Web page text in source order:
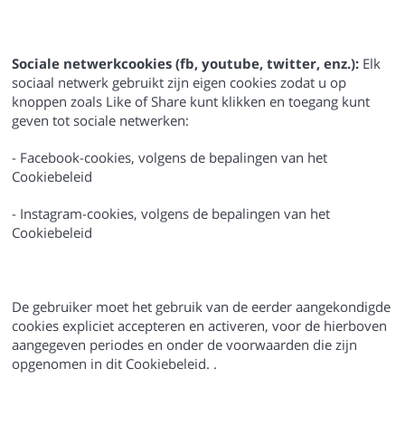
Sociale netwerkcookies (fb, youtube, twitter, enz.):Elk
sociaal netwerk gebruikt zijn eigen cookies zodat u op
knoppen zoals Like of Share kunt klikken en toegang kunt
geven tot sociale netwerken:
- Facebook-cookies, volgens de bepalingen van het
Cookiebeleid
- Instagram-cookies, volgens de bepalingen van het
Cookiebeleid
De gebruiker moet het gebruik van de eerder aangekondigde
cookies expliciet accepteren en activeren, voor de hierboven
aangegeven periodes en onder de voorwaarden die zijn
opgenomen in dit Cookiebeleid. .